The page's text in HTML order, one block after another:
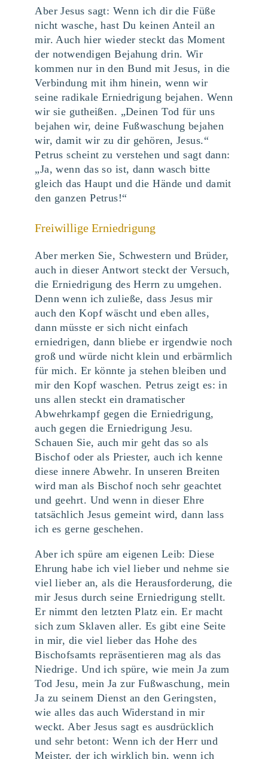
Aber Jesus sagt: Wenn ich dir die Füße
nicht wasche, hast Du keinen Anteil an
mir. Auch hier wieder steckt das Moment
der notwendigen Bejahung drin. Wir
kommen nur in den Bund mit Jesus, in die
Verbindung mit ihm hinein, wenn wir
seine radikale Erniedrigung bejahen. Wenn
wir sie gutheißen. „Deinen Tod für uns
bejahen wir, deine Fußwaschung bejahen
wir, damit wir zu dir gehören, Jesus.“
Petrus scheint zu verstehen und sagt dann:
„Ja, wenn das so ist, dann wasch bitte
gleich das Haupt und die Hände und damit
den ganzen Petrus!“
Freiwillige Erniedrigung
Aber merken Sie, Schwestern und Brüder,
auch in dieser Antwort steckt der Versuch,
die Erniedrigung des Herrn zu umgehen.
Denn wenn ich zuließe, dass Jesus mir
auch den Kopf wäscht und eben alles,
dann müsste er sich nicht einfach
erniedrigen, dann bliebe er irgendwie noch
groß und würde nicht klein und erbärmlich
für mich. Er könnte ja stehen bleiben und
mir den Kopf waschen. Petrus zeigt es: in
uns allen steckt ein dramatischer
Abwehrkampf gegen die Erniedrigung,
auch gegen die Erniedrigung Jesu.
Schauen Sie, auch mir geht das so als
Bischof oder als Priester, auch ich kenne
diese innere Abwehr. In unseren Breiten
wird man als Bischof noch sehr geachtet
und geehrt. Und wenn in dieser Ehre
tatsächlich Jesus gemeint wird, dann lass
ich es gerne geschehen.
Aber ich spüre am eigenen Leib: Diese
Ehrung habe ich viel lieber und nehme sie
viel lieber an, als die Herausforderung, die
mir Jesus durch seine Erniedrigung stellt.
Er nimmt den letzten Platz ein. Er macht
sich zum Sklaven aller. Es gibt eine Seite
in mir, die viel lieber das Hohe des
Bischofsamts repräsentieren mag als das
Niedrige. Und ich spüre, wie mein Ja zum
Tod Jesu, mein Ja zur Fußwaschung, mein
Ja zu seinem Dienst an den Geringsten,
wie alles das auch Widerstand in mir
weckt. Aber Jesus sagt es ausdrücklich
und sehr betont: Wenn ich der Herr und
Meister, der ich wirklich bin, wenn ich